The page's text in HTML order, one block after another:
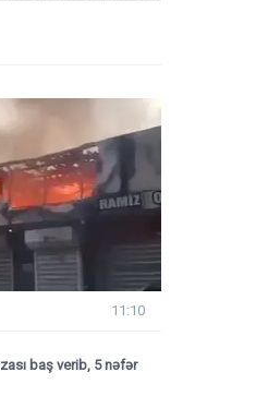
11:10
baş verib, 5 nəfər